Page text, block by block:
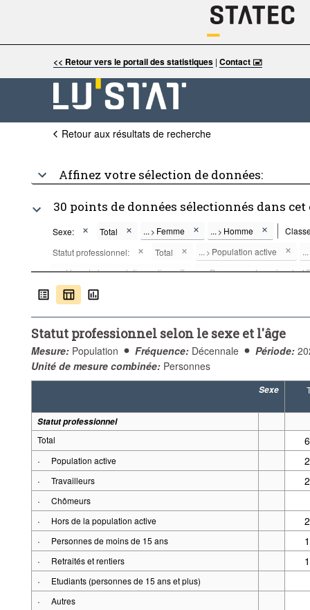
<< Retour vers le portail des statistiques| Contact 🖃
Retour aux résultats de recherche
Affinez votre sélection de données:
30 points de données sélectionnés dans cet
Sexe: Total ... > Femme ... > Homme
Statut professionnel:
Total ... > Population active ...
...>Hors de la population active ...>Personnes de moins de
Etudiants (personnes de 15 ans et plus)
Supprimer tout
Statut professionnel selon le sexe et l'âge
Mesure: Population Fréquence: Décennale Période:
Unité de mesure combinée: Personnes
Sexe
Statut professionnel
Total
·
Population active
·
Travailleurs
·
Chômeurs
·
Hors de la population active
·
Personnes de moins de 15 ans
·
Retraités et rentiers
·
Etudiants (personnes de 15 ans et plus)
·
Autres